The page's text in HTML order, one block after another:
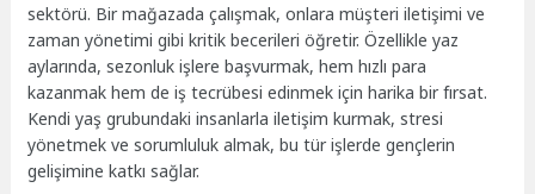
sektörü. Bir mağazada çalışmak, onlara müşteri iletişimi ve
zaman yönetimi gibi kritik becerileri öğretir. Özellikle yaz
aylarında, sezonluk işlere başvurmak, hem hızlı para
kazanmak hem de iş tecrübesi edinmek için harika bir fırsat.
Kendi yaş grubundaki insanlarla iletişim kurmak, stresi
yönetmek ve sorumluluk almak, bu tür işlerde gençlerin
gelişimine katkı sağlar.